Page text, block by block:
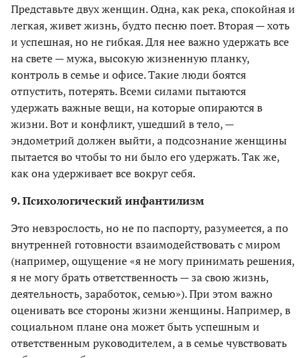
Представьте двух женщин. Одна, как река, спокойная и
легкая, живет жизнь, будто песню поет. Вторая — хоть
и успешная, но не гибкая. Для нее важно удержать все
на свете — мужа, высокую жизненную планку,
контроль в семье и офисе. Такие люди боятся
отпустить, потерять. Всеми силами пытаются
удержать важные вещи, на которые опираются в
жизни. Вот и конфликт, ушедший в тело, —
эндометрий должен выйти, а подсознание женщины
пытается во чтобы то ни было его удержать. Так же,
как она удерживает все вокруг себя.
9. Психологический инфантилизм
Это невзрослость, но не по паспорту, разумеется, а по
внутренней готовности взаимодействовать с миром
(например, ощущение «я не могу принимать решения,
я не могу брать ответственность — за свою жизнь,
деятельность, заработок, семью»). При этом важно
оценивать все стороны жизни женщины. Например, в
социальном плане она может быть успешным и
ответственным руководителем, а в семье чувствовать